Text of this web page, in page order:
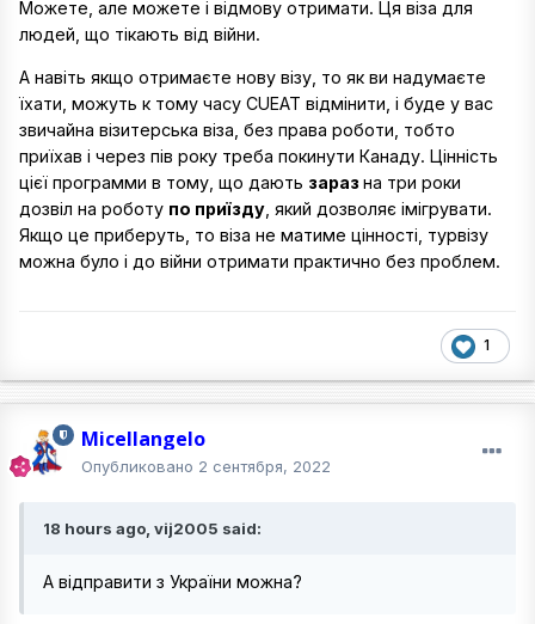
Можете, але можете і відмову отримати. Ця віза для
людей, що тікають від війни.
А навіть якщо отримаєте нову візу, то як ви надумаєте
їхати, можуть к тому часу CUEAT відмінити, і буде у вас
звичайна візитерська віза, без права роботи, тобто
приїхав і через пів року треба покинути Канаду. Цінність
цієї программи в тому, що дають зараз на три роки
дозвіл на роботу по приїзду , який дозволяє імігрувати.
Якщо це приберуть, то віза не матиме цінності, турвізу
можна було і до війни отримати практично без проблем.
1
Micellangelo
Опубликовано 2 сентября, 2022
18 hours ago, vij2005 said:
А відправити з України можна?